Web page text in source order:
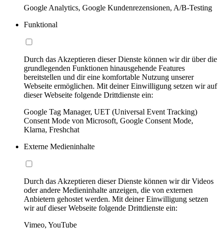
Google Analytics, Google Kundenrezensionen, A/B-Testing
Funktional
Durch das Akzeptieren dieser Dienste können wir dir über die
grundlegenden Funktionen hinausgehende Features
bereitstellen und dir eine komfortable Nutzung unserer
Webseite ermöglichen. Mit deiner Einwilligung setzen wir auf
dieser Webseite folgende Drittdienste ein:
Google Tag Manager, UET (Universal Event Tracking)
Consent Mode von Microsoft, Google Consent Mode,
Klarna, Freshchat
Externe Medieninhalte
Durch das Akzeptieren dieser Dienste können wir dir Videos
oder andere Medieninhalte anzeigen, die von externen
Anbietern gehostet werden. Mit deiner Einwilligung setzen
wir auf dieser Webseite folgende Drittdienste ein:
Vimeo, YouTube